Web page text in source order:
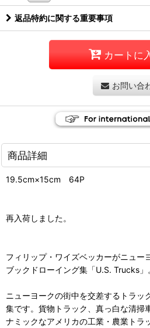
返品特約に関する重要事項
カートに
お問い合
商品詳細
19.5cm×15cm 64P
再入荷しました。
フィリップ・ワイズベッカーがニュー
ブックドローイング集「U.S. Trucks」
ニューヨークの街中を交差するトラッ
集です。貨物トラック、真っ白な清掃
ナミックなアメリカの工業・農業トラ